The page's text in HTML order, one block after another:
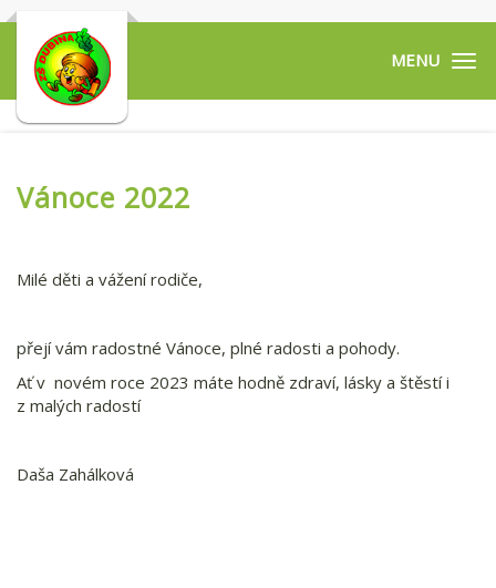
Vánoce 2022
Milé děti a vážení rodiče,
přejí vám radostné Vánoce, plné radosti a pohody.
Ať v novém roce 2023 máte hodně zdraví, lásky a štěstí i
z malých radostí
Daša Zahálková